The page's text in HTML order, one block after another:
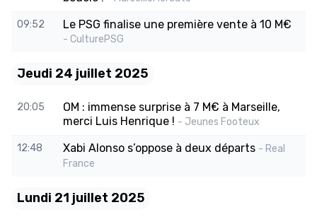
09:52 Le PSG finalise une première vente à 10 M€
- CulturePSG
Jeudi 24 juillet 2025
20:05
OM : immense surprise à 7 M€ à Marseille,
merci Luis Henrique ! - Jeunes Footeux
12:48 Xabi Alonso s’oppose à deux départs - Real
France
Lundi 21 juillet 2025